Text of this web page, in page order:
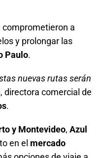
comprometieron a
y prolongar las
Paulo.
nuevas rutas serán
, directora comercial de
.
y Montevideo, Azul
en el mercado